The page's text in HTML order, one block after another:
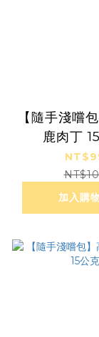
【隨手淺嚐
鹿肉丁
加入購